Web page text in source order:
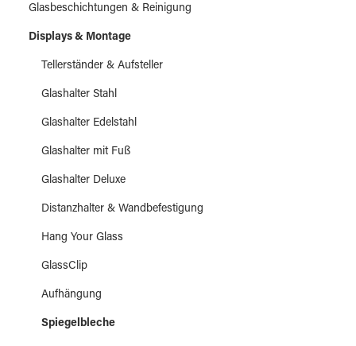
Glasbeschichtungen & Reinigung
Displays & Montage
Tellerständer & Aufsteller
Glashalter Stahl
Glashalter Edelstahl
Glashalter mit Fuß
Glashalter Deluxe
Distanzhalter & Wandbefestigung
Hang Your Glass
GlassClip
Aufhängung
Spiegelbleche